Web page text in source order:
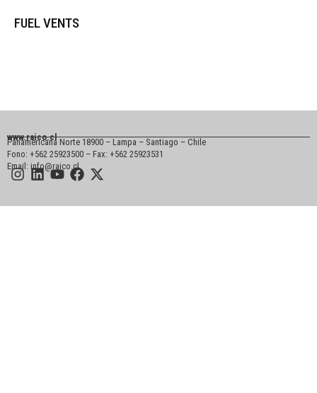
FUEL VENTS
www.raico.cl
Panamericana Norte 18900 – Lampa – Santiago – Chile
Fono: +562 25923500 – Fax: +562 25923531
Email: info@raico.cl